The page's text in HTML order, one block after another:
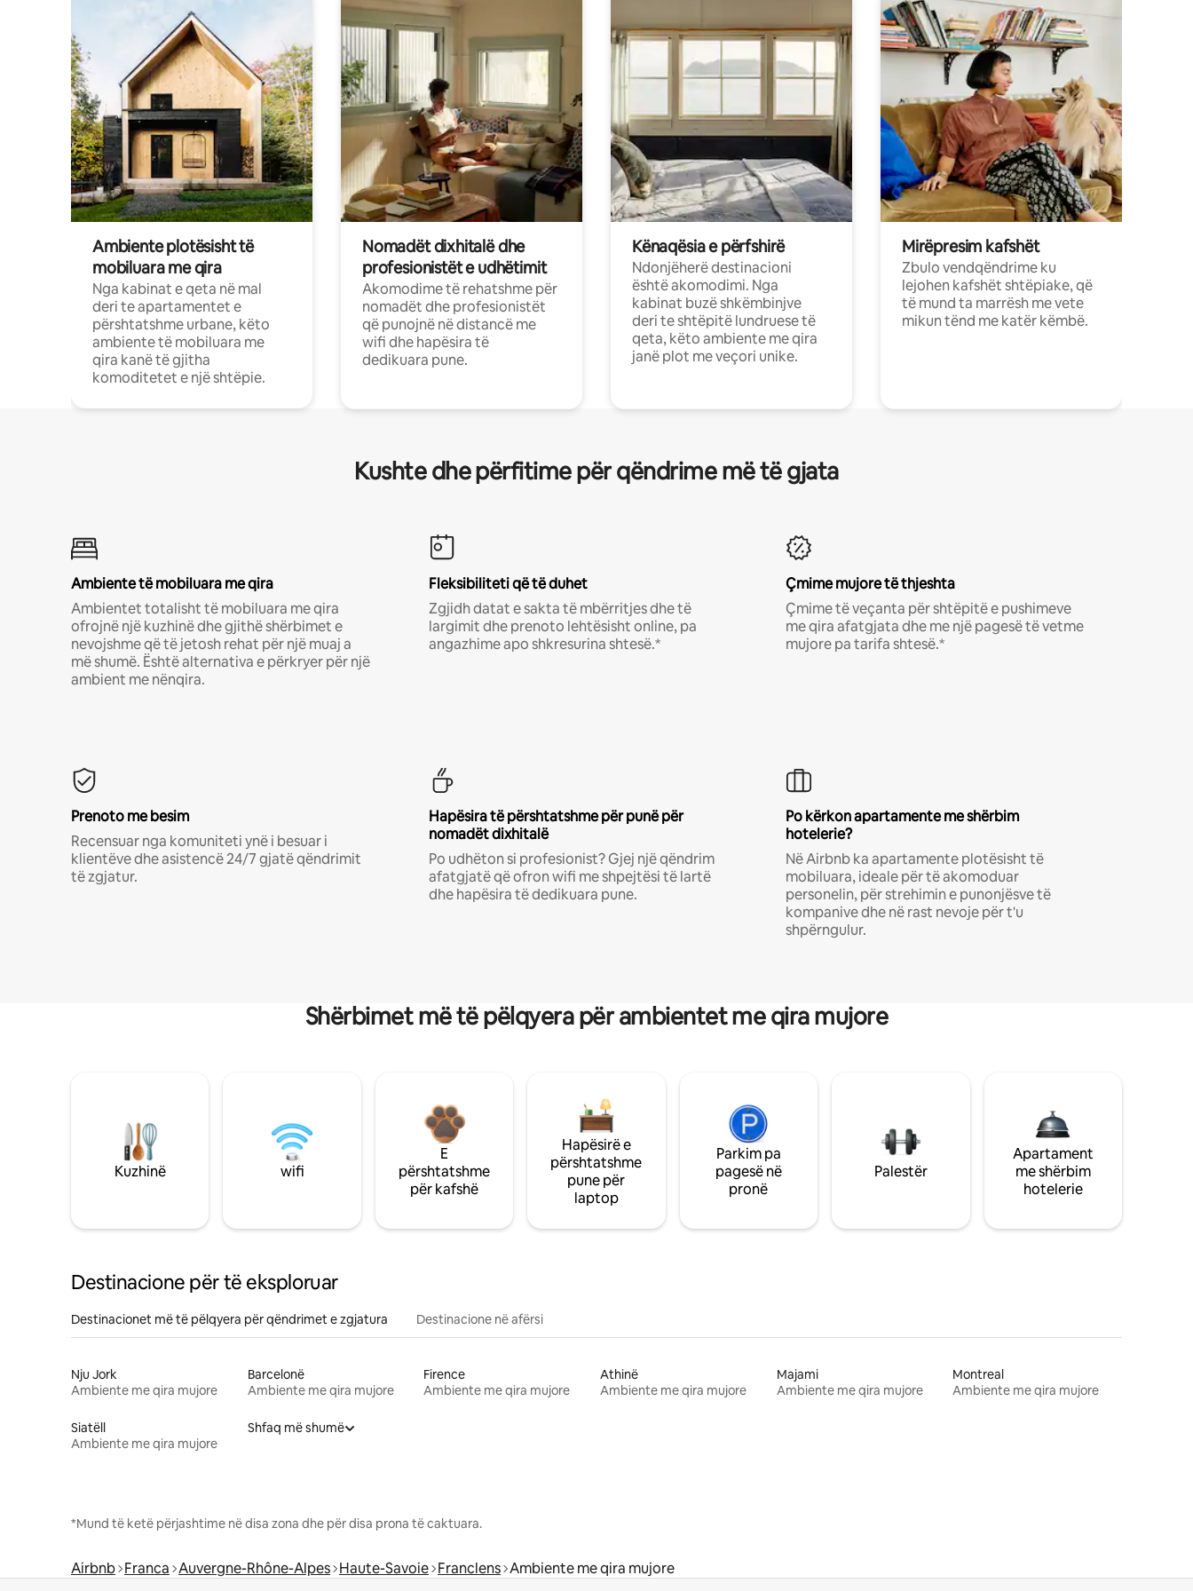
Ambiente plotësisht të
mobiluara me qira
Nga kabinat e qeta në mal
deri te apartamentet e
përshtatshme urbane, këto
ambiente të mobiluara me
qira kanë të gjitha
komoditetet e një shtëpie.
Nomadët dixhitalë dhe
profesionistët e udhëtimit
Akomodime të rehatshme për
nomadët dhe profesionistët
që punojnë në distancë me
wifi dhe hapësira të
dedikuara pune.
Kënaqësia e përfshirë
Ndonjëherë destinacioni
është akomodimi. Nga
kabinat buzë shkëmbinjve
deri te shtëpitë lundruese të
qeta, këto ambiente me qira
janë plot me veçori unike.
Mirëpresim kafshët
Zbulo vendqëndrime ku
lejohen kafshët shtëpiake, që
të mund ta marrësh me vete
mikun tënd me katër këmbë.
Kushte dhe përfitime për qëndrime më të gjata
Ambiente të mobiluara me qira
Ambientet totalisht të mobiluara me qira
ofrojnë një kuzhinë dhe gjithë shërbimet e
nevojshme që të jetosh rehat për një muaj a
më shumë. Është alternativa e përkryer për një
ambient me nënqira.
Fleksibiliteti që të duhet
Zgjidh datat e sakta të mbërritjes dhe të
largimit dhe prenoto lehtësisht online, pa
angazhime apo shkresurina shtesë.*
Çmime mujore të thjeshta
Çmime të veçanta për shtëpitë e pushimeve
me qira afatgjata dhe me një pagesë të vetme
mujore pa tarifa shtesë.*
Prenoto me besim
Recensuar nga komuniteti ynë i besuar i
klientëve dhe asistencë 24/7 gjatë qëndrimit
të zgjatur.
Hapësira të përshtatshme për punë për
nomadët dixhitalë
Po udhëton si profesionist? Gjej një qëndrim
afatgjatë që ofron wifi me shpejtësi të lartë
dhe hapësira të dedikuara pune.
Po kërkon apartamente me shërbim
hotelerie?
Në Airbnb ka apartamente plotësisht të
mobiluara, ideale për të akomoduar
personelin, për strehimin e punonjësve të
kompanive dhe në rast nevoje për t'u
shpërngulur.
Shërbimet më të pëlqyera për ambientet me qira mujore
Kuzhinë wifi
E
përshtatshme
për kafshë
Hapësirë e
përshtatshme
pune për
laptop
Parkim pa
pagesë në
pronë
Palestër
Apartament
me shërbim
hotelerie
Destinacione për të eksploruar
Destinacionet më të pëlqyera për qëndrimet e zgjatura Destinacione në afërsi
Nju Jork
Ambiente me qira mujore
Barcelonë
Ambiente me qira mujore
Firence
Ambiente me qira mujore
Athinë
Ambiente me qira mujore
Majami
Ambiente me qira mujore
Montreal
Ambiente me qira mujore
Siatëll
Ambiente me qira mujore
Shfaq më shumë
*Mund të ketë përjashtime në disa zona dhe për disa prona të caktuara.
Airbnb Franca Auvergne-Rhône-Alpes Haute-Savoie Franclens Ambiente me qira mujore